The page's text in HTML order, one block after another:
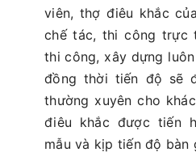
viên, thợ điêu khắc
chế tác, thi công trực
thi công, xây dựng
đồng thời tiến độ sẽ
thường xuyên cho
điêu khắc được tiến
mẫu và kịp tiến độ bàn